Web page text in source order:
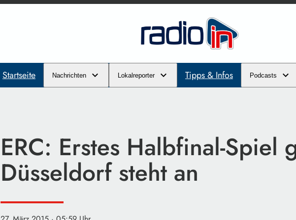
Startseite Nachrichten Lokalreporter Tipps & Infos Podcasts
ERC: Erstes Halbfinal-Spiel
Düsseldorf steht an